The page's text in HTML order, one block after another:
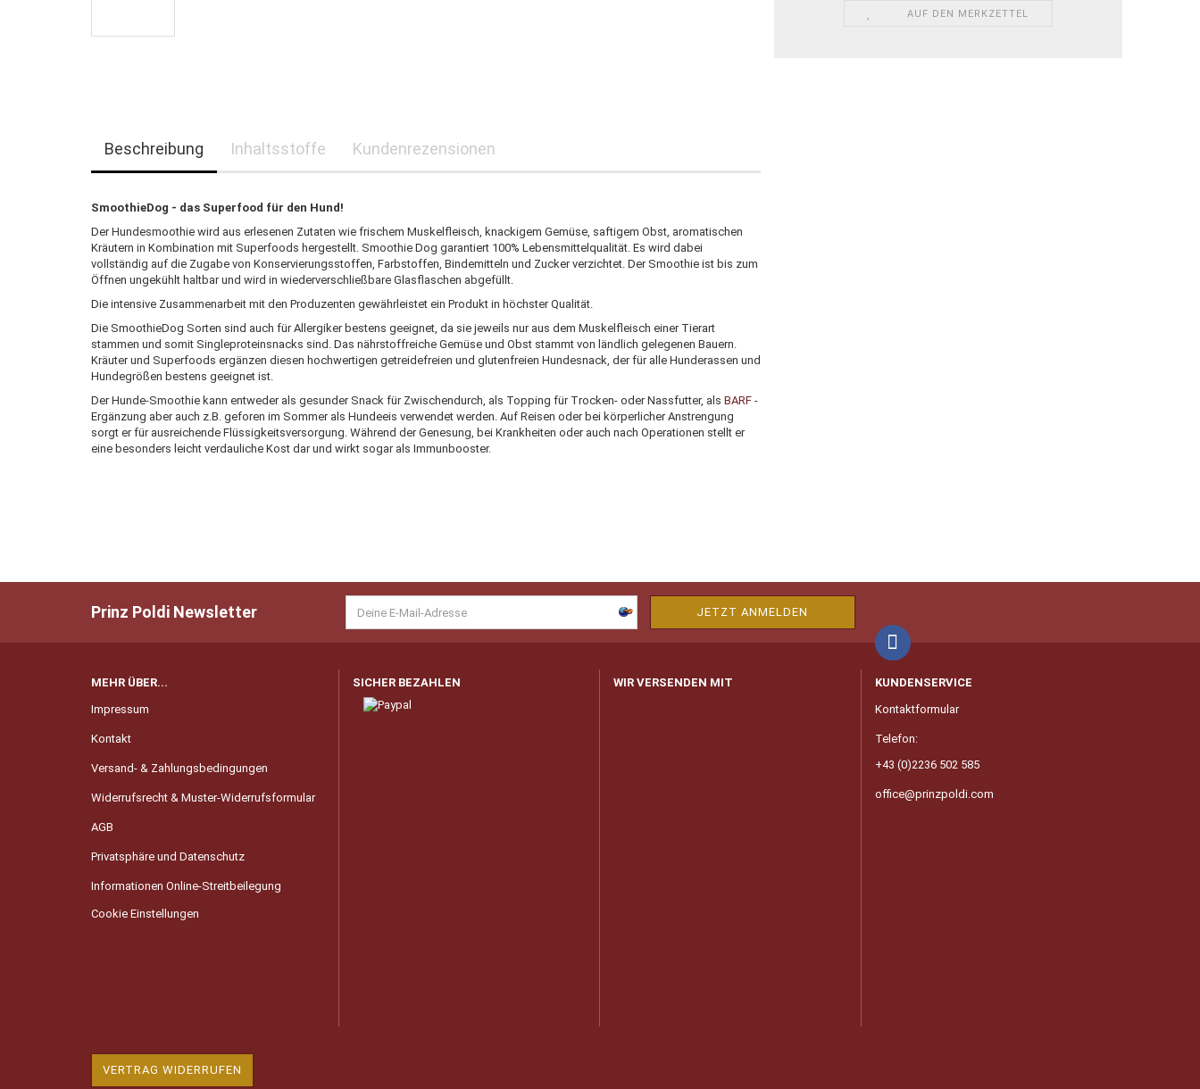
AUF DEN MERKZETTEL
Beschreibung Inhaltsstoffe Kundenrezensionen
SmoothieDog - das Superfood für den Hund!
Der Hundesmoothie wird aus erlesenen Zutaten wie frischem Muskelfleisch, knackigem Gemüse, saftigem Obst, aromatischen
Kräutern in Kombination mit Superfoods hergestellt. Smoothie Dog garantiert 100% Lebensmittelqualität. Es wird dabei
vollständig auf die Zugabe von Konservierungsstoffen, Farbstoffen, Bindemitteln und Zucker verzichtet. Der Smoothie ist bis zum
Öffnen ungekühlt haltbar und wird in wiederverschließbare Glasflaschen abgefüllt.
Die intensive Zusammenarbeit mit den Produzenten gewährleistet ein Produkt in höchster Qualität.
Die SmoothieDog Sorten sind auch für Allergiker bestens geeignet, da sie jeweils nur aus dem Muskelfleisch einer Tierart
stammen und somit Singleproteinsnacks sind. Das nährstoffreiche Gemüse und Obst stammt von ländlich gelegenen Bauern.
Kräuter und Superfoods ergänzen diesen hochwertigen getreidefreien und glutenfreien Hundesnack, der für alle Hunderassen und
Hundegrößen bestens geeignet ist.
Der Hunde-Smoothie kann entweder als gesunder Snack für Zwischendurch, als Topping für Trocken- oder Nassfutter, als BARF -
Ergänzung aber auch z.B. geforen im Sommer als Hundeeis verwendet werden. Auf Reisen oder bei körperlicher Anstrengung
sorgt er für ausreichende Flüssigkeitsversorgung. Während der Genesung, bei Krankheiten oder auch nach Operationen stellt er
eine besonders leicht verdauliche Kost dar und wirkt sogar als Immunbooster.
Prinz Poldi Newsletter
MEHR ÜBER...
Impressum
Kontakt
Versand- & Zahlungsbedingungen
Widerrufsrecht & Muster-Widerrufsformular
AGB
Privatsphäre und Datenschutz
Informationen Online-Streitbeilegung
Cookie Einstellungen
SICHER BEZAHLEN WIR VERSENDEN MIT
KUNDENSERVICE
Kontaktformular
Telefon:
+43 (0)2236 502 585
office@prinzpoldi.com
VERTRAG WIDERRUFEN